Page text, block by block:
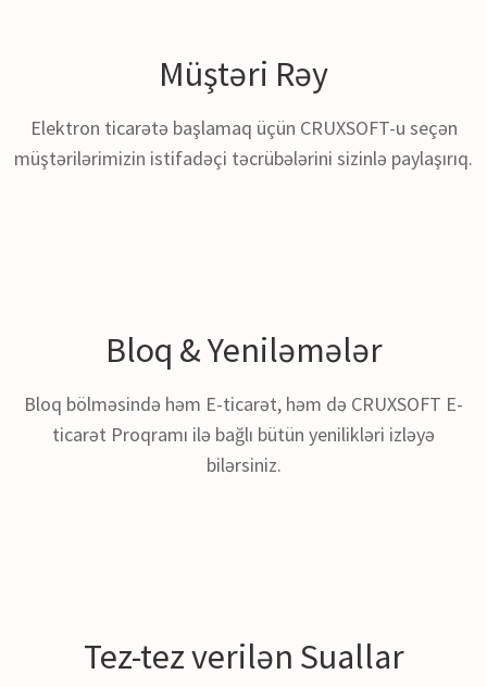
Müştəri Rəy
Elektron ticarətə başlamaq üçün CRUXSOFT-u seçən
müştərilərimizin istifadəçi təcrübələrini sizinlə paylaşırıq.
Bloq & Yeniləmələr
Bloq bölməsində həm E-ticarət, həm də CRUXSOFT E-
ticarət Proqramı ilə bağlı bütün yenilikləri izləyə
bilərsiniz.
Tez-tez verilən Suallar